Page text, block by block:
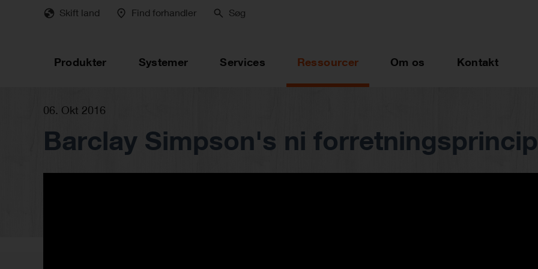
Skift land Find forhandler Søg
Produkter Systemer Services Ressourcer Om os Kontakt
06. Okt 2016
Barclay Simpson's ni